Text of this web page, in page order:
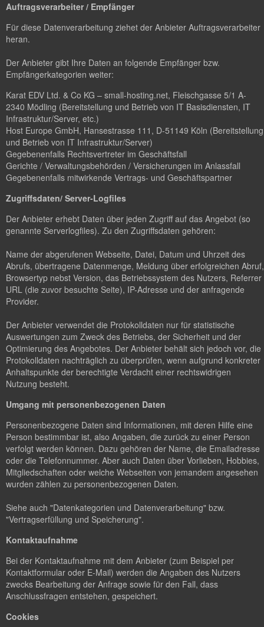
Auftragsverarbeiter / Empfänger
Für diese Datenverarbeitung ziehet der Anbieter Auftragsverarbeiter
heran.
Der Anbieter gibt Ihre Daten an folgende Empfänger bzw.
Empfängerkategorien weiter:
Karat EDV Ltd. & Co KG – small-hosting.net, Fleischgasse 5/1 A-
2340 Mödling (Bereitstellung und Betrieb von IT Basisdiensten, IT
Infrastruktur/Server, etc.)
Host Europe GmbH, Hansestrasse 111, D-51149 Köln (Bereitstellung
und Betrieb von IT Infrastruktur/Server)
Gegebenenfalls Rechtsvertreter im Geschäftsfall
Gerichte / Verwaltungsbehörden / Versicherungen im Anlassfall
Gegebenenfalls mitwirkende Vertrags- und Geschäftspartner
Zugriffsdaten/ Server-Logfiles
Der Anbieter erhebt Daten über jeden Zugriff auf das Angebot (so
genannte Serverlogfiles). Zu den Zugriffsdaten gehören:
Name der abgerufenen Webseite, Datei, Datum und Uhrzeit des
Abrufs, übertragene Datenmenge, Meldung über erfolgreichen Abruf,
Browsertyp nebst Version, das Betriebssystem des Nutzers, Referrer
URL (die zuvor besuchte Seite), IP-Adresse und der anfragende
Provider.
Der Anbieter verwendet die Protokolldaten nur für statistische
Auswertungen zum Zweck des Betriebs, der Sicherheit und der
Optimierung des Angebotes. Der Anbieter behält sich jedoch vor, die
Protokolldaten nachträglich zu überprüfen, wenn aufgrund konkreter
Anhaltspunkte der berechtigte Verdacht einer rechtswidrigen
Nutzung besteht.
Umgang mit personenbezogenen Daten
Personenbezogene Daten sind Informationen, mit deren Hilfe eine
Person bestimmbar ist, also Angaben, die zurück zu einer Person
verfolgt werden können. Dazu gehören der Name, die Emailadresse
oder die Telefonnummer. Aber auch Daten über Vorlieben, Hobbies,
Mitgliedschaften oder welche Webseiten von jemandem angesehen
wurden zählen zu personenbezogenen Daten.
Siehe auch "Datenkategorien und Datenverarbeitung" bzw.
"Vertragserfüllung und Speicherung".
Kontaktaufnahme
Bei der Kontaktaufnahme mit dem Anbieter (zum Beispiel per
Kontaktformular oder E-Mail) werden die Angaben des Nutzers
zwecks Bearbeitung der Anfrage sowie für den Fall, dass
Anschlussfragen entstehen, gespeichert.
Cookies